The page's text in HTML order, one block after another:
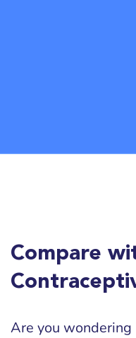
Compare
Are you